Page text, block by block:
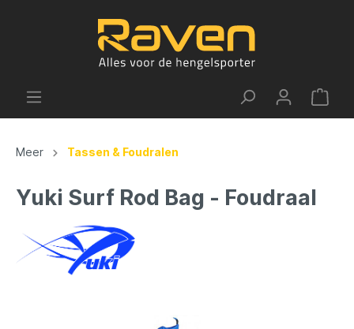
Meer Tassen & Foudralen
Yuki Surf Rod Bag - Foudraal